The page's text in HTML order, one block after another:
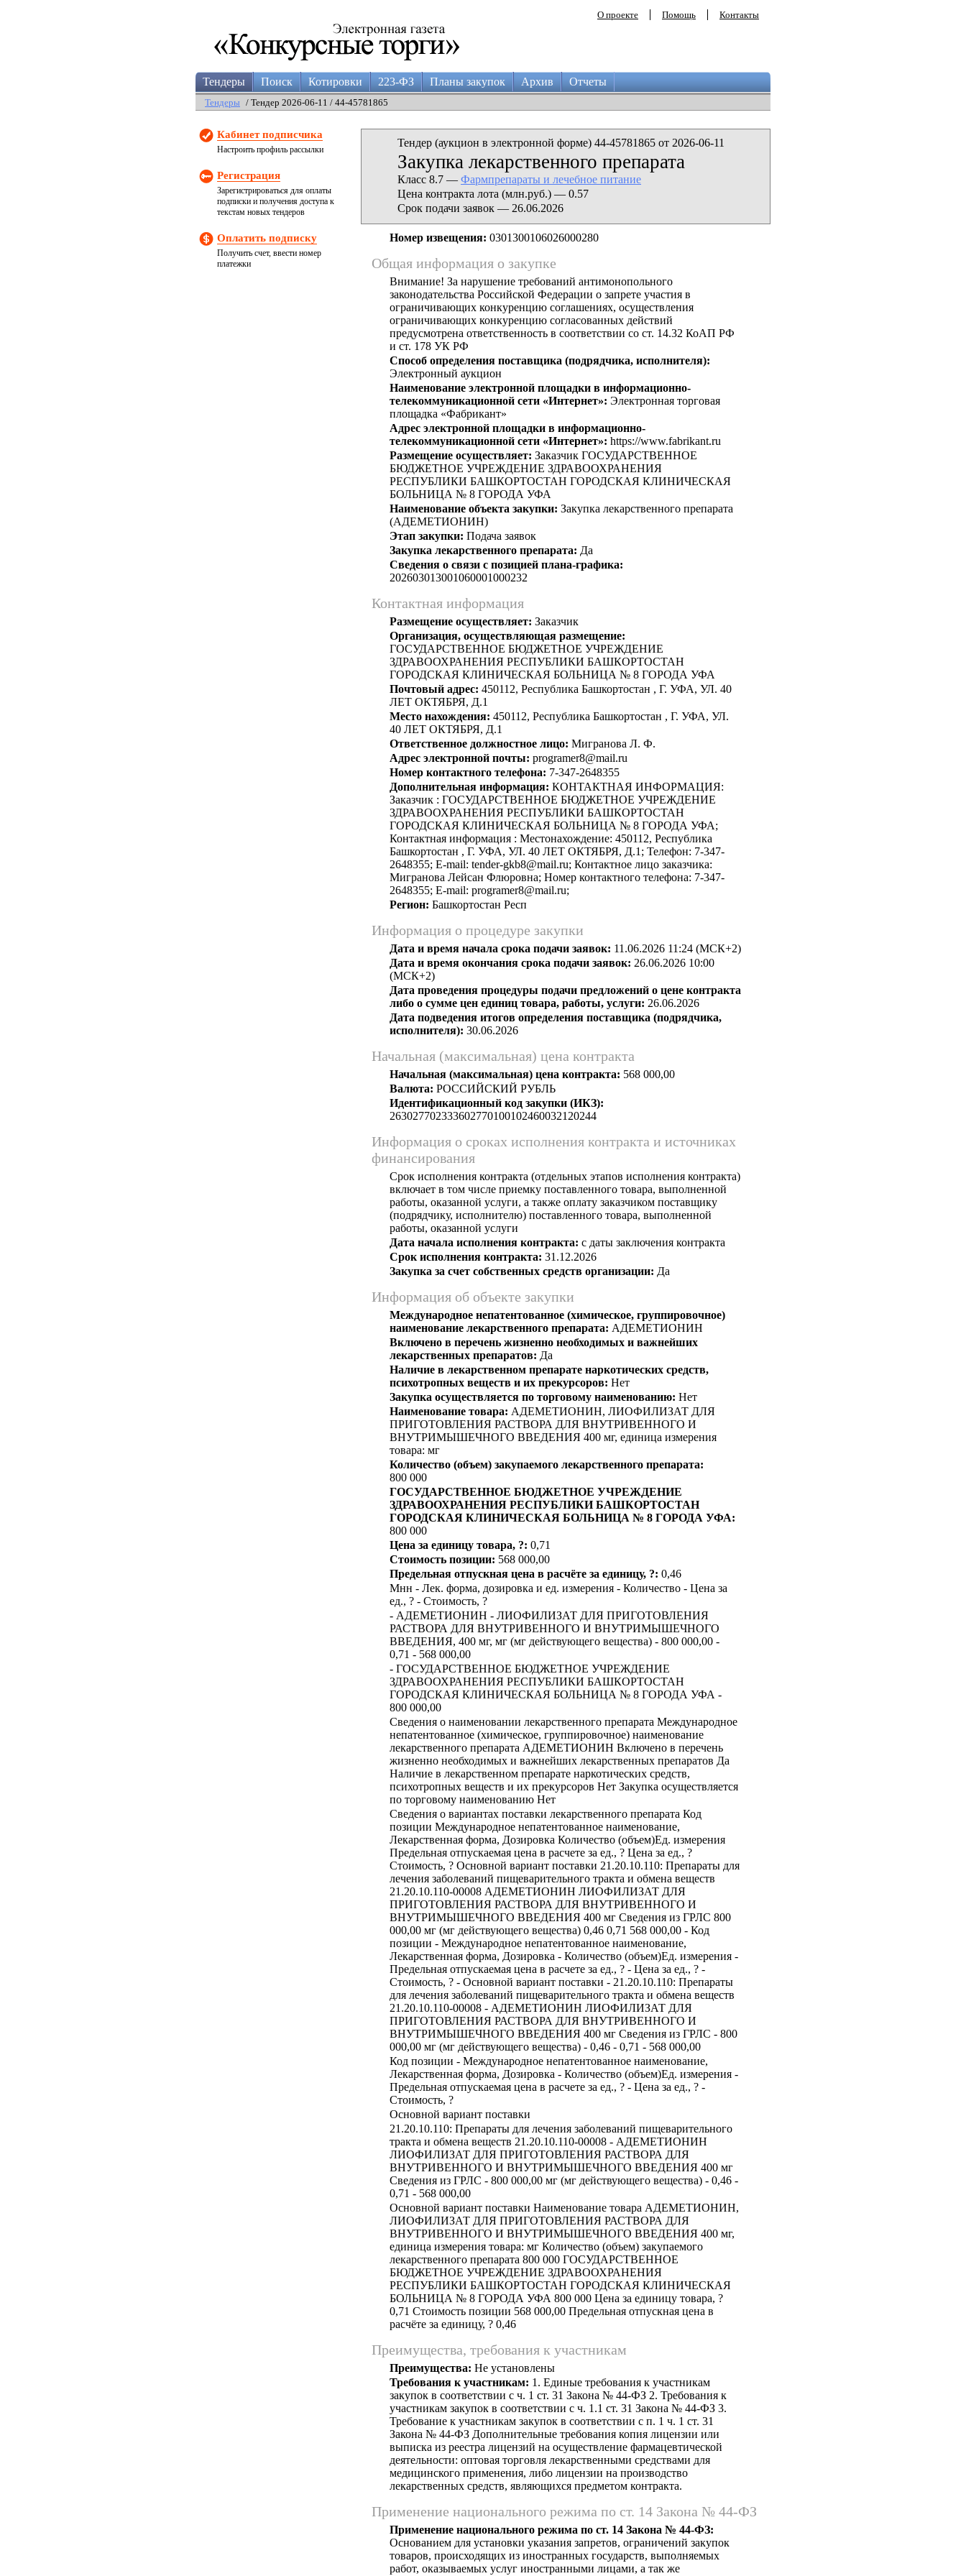
О проекте Помощь Контакты
Тендеры Поиск Котировки 223-ФЗ Планы закупок Архив Отчеты
Тендеры / Тендер 2026-06-11 / 44-45781865
Кабинет подписчика
Настроить профиль рассылки
Регистрация
Зарегистрироваться для оплаты
подписки и получения доступа к
текстам новых тендеров
Оплатить подписку
Получить счет, ввести номер
платежки
Тендер (аукцион в электронной форме) 44-45781865 от 2026-06-11
Закупка лекарственного препарата
Класс 8.7 — Фармпрепараты и лечебное питание
Цена контракта лота (млн.руб.) — 0.57
Срок подачи заявок — 26.06.2026
Номер извещения: 0301300106026000280
Общая информация о закупке
Внимание! За нарушение требований антимонопольного
законодательства Российской Федерации о запрете участия в
ограничивающих конкуренцию соглашениях, осуществления
ограничивающих конкуренцию согласованных действий
предусмотрена ответственность в соответствии со ст. 14.32 КоАП РФ
и ст. 178 УК РФ
Способ определения поставщика (подрядчика, исполнителя):
Электронный аукцион
Наименование электронной площадки в информационно-
телекоммуникационной сети «Интернет»: Электронная торговая
площадка «Фабрикант»
Адрес электронной площадки в информационно-
телекоммуникационной сети «Интернет»: https://www.fabrikant.ru
Размещение осуществляет: Заказчик ГОСУДАРСТВЕННОЕ
БЮДЖЕТНОЕ УЧРЕЖДЕНИЕ ЗДРАВООХРАНЕНИЯ
РЕСПУБЛИКИ БАШКОРТОСТАН ГОРОДСКАЯ КЛИНИЧЕСКАЯ
БОЛЬНИЦА № 8 ГОРОДА УФА
Наименование объекта закупки: Закупка лекарственного препарата
(АДЕМЕТИОНИН)
Этап закупки: Подача заявок
Закупка лекарственного препарата: Да
Сведения о связи с позицией плана-графика:
202603013001060001000232
Контактная информация
Размещение осуществляет: Заказчик
Организация, осуществляющая размещение:
ГОСУДАРСТВЕННОЕ БЮДЖЕТНОЕ УЧРЕЖДЕНИЕ
ЗДРАВООХРАНЕНИЯ РЕСПУБЛИКИ БАШКОРТОСТАН
ГОРОДСКАЯ КЛИНИЧЕСКАЯ БОЛЬНИЦА № 8 ГОРОДА УФА
Почтовый адрес: 450112, Республика Башкортостан , Г. УФА, УЛ. 40
ЛЕТ ОКТЯБРЯ, Д.1
Место нахождения: 450112, Республика Башкортостан , Г. УФА, УЛ.
40 ЛЕТ ОКТЯБРЯ, Д.1
Ответственное должностное лицо: Мигранова Л. Ф.
Адрес электронной почты: programer8@mail.ru
Номер контактного телефона: 7-347-2648355
Дополнительная информация: КОНТАКТНАЯ ИНФОРМАЦИЯ:
Заказчик : ГОСУДАРСТВЕННОЕ БЮДЖЕТНОЕ УЧРЕЖДЕНИЕ
ЗДРАВООХРАНЕНИЯ РЕСПУБЛИКИ БАШКОРТОСТАН
ГОРОДСКАЯ КЛИНИЧЕСКАЯ БОЛЬНИЦА № 8 ГОРОДА УФА;
Контактная информация : Местонахождение: 450112, Республика
Башкортостан , Г. УФА, УЛ. 40 ЛЕТ ОКТЯБРЯ, Д.1; Телефон: 7-347-
2648355; E-mail: tender-gkb8@mail.ru; Контактное лицо заказчика:
Мигранова Лейсан Флюровна; Номер контактного телефона: 7-347-
2648355; E-mail: programer8@mail.ru;
Регион: Башкортостан Респ
Информация о процедуре закупки
Дата и время начала срока подачи заявок: 11.06.2026 11:24 (МСК+2)
Дата и время окончания срока подачи заявок: 26.06.2026 10:00
(МСК+2)
Дата проведения процедуры подачи предложений о цене контракта
либо о сумме цен единиц товара, работы, услуги: 26.06.2026
Дата подведения итогов определения поставщика (подрядчика,
исполнителя): 30.06.2026
Начальная (максимальная) цена контракта
Начальная (максимальная) цена контракта: 568 000,00
Валюта: РОССИЙСКИЙ РУБЛЬ
Идентификационный код закупки (ИКЗ):
263027702333602770100102460032120244
Информация о сроках исполнения контракта и источниках
финансирования
Срок исполнения контракта (отдельных этапов исполнения контракта)
включает в том числе приемку поставленного товара, выполненной
работы, оказанной услуги, а также оплату заказчиком поставщику
(подрядчику, исполнителю) поставленного товара, выполненной
работы, оказанной услуги
Дата начала исполнения контракта: с даты заключения контракта
Срок исполнения контракта: 31.12.2026
Закупка за счет собственных средств организации: Да
Информация об объекте закупки
Международное непатентованное (химическое, группировочное)
наименование лекарственного препарата: АДЕМЕТИОНИН
Включено в перечень жизненно необходимых и важнейших
лекарственных препаратов: Да
Наличие в лекарственном препарате наркотических средств,
психотропных веществ и их прекурсоров: Нет
Закупка осуществляется по торговому наименованию: Нет
Наименование товара: АДЕМЕТИОНИН, ЛИОФИЛИЗАТ ДЛЯ
ПРИГОТОВЛЕНИЯ РАСТВОРА ДЛЯ ВНУТРИВЕННОГО И
ВНУТРИМЫШЕЧНОГО ВВЕДЕНИЯ 400 мг, единица измерения
товара: мг
Количество (объем) закупаемого лекарственного препарата:
800 000
ГОСУДАРСТВЕННОЕ БЮДЖЕТНОЕ УЧРЕЖДЕНИЕ
ЗДРАВООХРАНЕНИЯ РЕСПУБЛИКИ БАШКОРТОСТАН
ГОРОДСКАЯ КЛИНИЧЕСКАЯ БОЛЬНИЦА № 8 ГОРОДА УФА:
800 000
Цена за единицу товара, ?: 0,71
Стоимость позиции: 568 000,00
Предельная отпускная цена в расчёте за единицу, ?: 0,46
Мнн - Лек. форма, дозировка и ед. измерения - Количество - Цена за
ед., ? - Стоимость, ?
- АДЕМЕТИОНИН - ЛИОФИЛИЗАТ ДЛЯ ПРИГОТОВЛЕНИЯ
РАСТВОРА ДЛЯ ВНУТРИВЕННОГО И ВНУТРИМЫШЕЧНОГО
ВВЕДЕНИЯ, 400 мг, мг (мг действующего вещества) - 800 000,00 -
0,71 - 568 000,00
- ГОСУДАРСТВЕННОЕ БЮДЖЕТНОЕ УЧРЕЖДЕНИЕ
ЗДРАВООХРАНЕНИЯ РЕСПУБЛИКИ БАШКОРТОСТАН
ГОРОДСКАЯ КЛИНИЧЕСКАЯ БОЛЬНИЦА № 8 ГОРОДА УФА -
800 000,00
Сведения о наименовании лекарственного препарата Международное
непатентованное (химическое, группировочное) наименование
лекарственного препарата АДЕМЕТИОНИН Включено в перечень
жизненно необходимых и важнейших лекарственных препаратов Да
Наличие в лекарственном препарате наркотических средств,
психотропных веществ и их прекурсоров Нет Закупка осуществляется
по торговому наименованию Нет
Сведения о вариантах поставки лекарственного препарата Код
позиции Международное непатентованное наименование,
Лекарственная форма, Дозировка Количество (объем)Ед. измерения
Предельная отпускаемая цена в расчете за ед., ? Цена за ед., ?
Стоимость, ? Основной вариант поставки 21.20.10.110: Препараты для
лечения заболеваний пищеварительного тракта и обмена веществ
21.20.10.110-00008 АДЕМЕТИОНИН ЛИОФИЛИЗАТ ДЛЯ
ПРИГОТОВЛЕНИЯ РАСТВОРА ДЛЯ ВНУТРИВЕННОГО И
ВНУТРИМЫШЕЧНОГО ВВЕДЕНИЯ 400 мг Сведения из ГРЛС 800
000,00 мг (мг действующего вещества) 0,46 0,71 568 000,00 - Код
позиции - Международное непатентованное наименование,
Лекарственная форма, Дозировка - Количество (объем)Ед. измерения -
Предельная отпускаемая цена в расчете за ед., ? - Цена за ед., ? -
Стоимость, ? - Основной вариант поставки - 21.20.10.110: Препараты
для лечения заболеваний пищеварительного тракта и обмена веществ
21.20.10.110-00008 - АДЕМЕТИОНИН ЛИОФИЛИЗАТ ДЛЯ
ПРИГОТОВЛЕНИЯ РАСТВОРА ДЛЯ ВНУТРИВЕННОГО И
ВНУТРИМЫШЕЧНОГО ВВЕДЕНИЯ 400 мг Сведения из ГРЛС - 800
000,00 мг (мг действующего вещества) - 0,46 - 0,71 - 568 000,00
Код позиции - Международное непатентованное наименование,
Лекарственная форма, Дозировка - Количество (объем)Ед. измерения -
Предельная отпускаемая цена в расчете за ед., ? - Цена за ед., ? -
Стоимость, ?
Основной вариант поставки
21.20.10.110: Препараты для лечения заболеваний пищеварительного
тракта и обмена веществ 21.20.10.110-00008 - АДЕМЕТИОНИН
ЛИОФИЛИЗАТ ДЛЯ ПРИГОТОВЛЕНИЯ РАСТВОРА ДЛЯ
ВНУТРИВЕННОГО И ВНУТРИМЫШЕЧНОГО ВВЕДЕНИЯ 400 мг
Сведения из ГРЛС - 800 000,00 мг (мг действующего вещества) - 0,46 -
0,71 - 568 000,00
Основной вариант поставки Наименование товара АДЕМЕТИОНИН,
ЛИОФИЛИЗАТ ДЛЯ ПРИГОТОВЛЕНИЯ РАСТВОРА ДЛЯ
ВНУТРИВЕННОГО И ВНУТРИМЫШЕЧНОГО ВВЕДЕНИЯ 400 мг,
единица измерения товара: мг Количество (объем) закупаемого
лекарственного препарата 800 000 ГОСУДАРСТВЕННОЕ
БЮДЖЕТНОЕ УЧРЕЖДЕНИЕ ЗДРАВООХРАНЕНИЯ
РЕСПУБЛИКИ БАШКОРТОСТАН ГОРОДСКАЯ КЛИНИЧЕСКАЯ
БОЛЬНИЦА № 8 ГОРОДА УФА 800 000 Цена за единицу товара, ?
0,71 Стоимость позиции 568 000,00 Предельная отпускная цена в
расчёте за единицу, ? 0,46
Преимущества, требования к участникам
Преимущества: Не установлены
Требования к участникам: 1. Единые требования к участникам
закупок в соответствии с ч. 1 ст. 31 Закона № 44-ФЗ 2. Требования к
участникам закупок в соответствии с ч. 1.1 ст. 31 Закона № 44-ФЗ 3.
Требование к участникам закупок в соответствии с п. 1 ч. 1 ст. 31
Закона № 44-ФЗ Дополнительные требования копия лицензии или
выписка из реестра лицензий на осуществление фармацевтической
деятельности: оптовая торговля лекарственными средствами для
медицинского применения, либо лицензии на производство
лекарственных средств, являющихся предметом контракта.
Применение национального режима по ст. 14 Закона № 44-ФЗ
Применение национального режима по ст. 14 Закона № 44-ФЗ:
Основанием для установки указания запретов, ограничений закупок
товаров, происходящих из иностранных государств, выполняемых
работ, оказываемых услуг иностранными лицами, а так же